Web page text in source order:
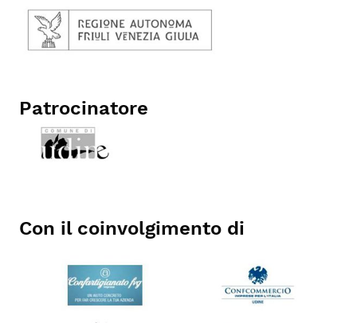
Patrocinatore
Con il coinvolgimento di